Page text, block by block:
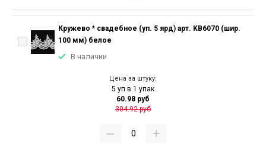
Кружево * свадебное (уп. 5 ярд) арт. KB6070 (шир.
100 мм) белое
В наличии
Цена за штуку:
5 уп в 1 упак
60.98 руб
304.92 руб